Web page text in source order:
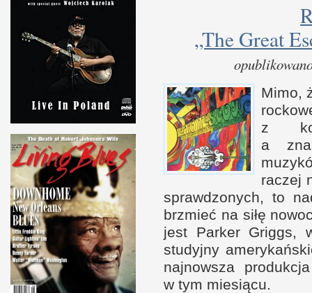
„The Great
Mimo,
z k
a z
raczej
sprawdzonych, to
brzmieć na siłę
jest Parker Griggs,
studyjny
najnowsza
w tym miesiącu.